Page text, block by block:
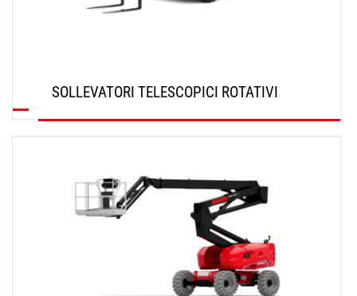
SOLLEVATORI TELESCOPICI ROTATIVI